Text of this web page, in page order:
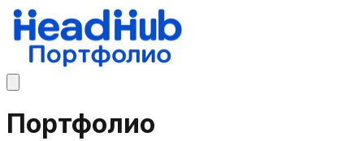
Портфолио